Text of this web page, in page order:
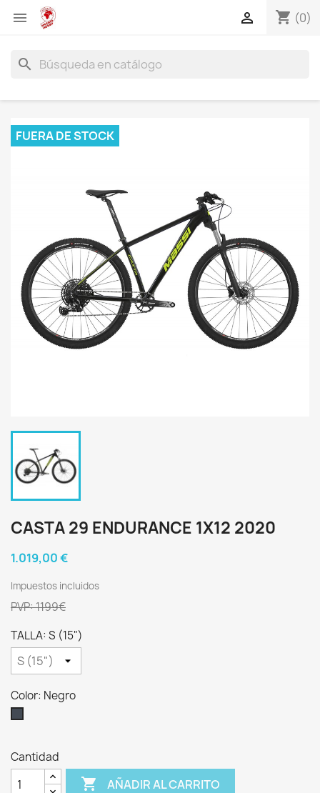
 shopping_cart (0)

search
FUERA DE STOCK
CASTA 29 ENDURANCE 1X12 2020
1.019,00 €
Impuestos incluidos
PVP: 1199€
TALLA: S (15")
Color: Negro
Cantidad
 AÑADIR AL CARRITO